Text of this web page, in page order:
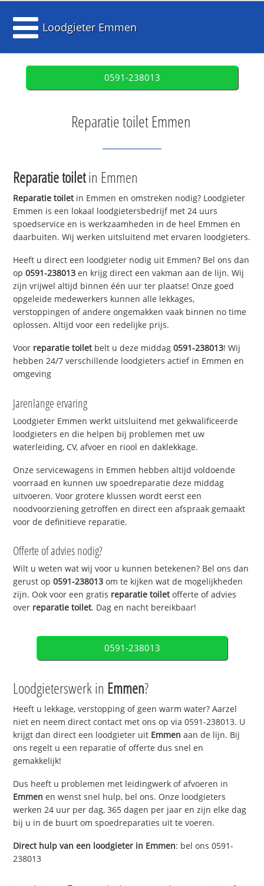
Loodgieter Emmen
0591-238013
Reparatie toilet Emmen
Reparatie toiletin Emmen
Reparatie toiletin Emmen en omstreken nodig? Loodgieter
Emmen is een lokaal loodgietersbedrijf met 24 uurs
spoedservice en is werkzaamheden in de heel Emmen en
daarbuiten. Wij werken uitsluitend met ervaren loodgieters.
Heeft u direct een loodgieter nodig uit Emmen? Bel ons dan
op0591-238013 en krijg direct een vakman aan de lijn. Wij
zijn vrijwel altijd binnen één uur ter plaatse! Onze goed
opgeleide medewerkers kunnen alle lekkages,
verstoppingen of andere ongemakken vaak binnen no time
oplossen. Altijd voor een redelijke prijs.
Voor reparatie toiletbelt u deze middag0591-238013! Wij
hebben 24/7 verschillende loodgieters actief in Emmen en
omgeving
Jarenlange ervaring
Loodgieter Emmen werkt uitsluitend met gekwalificeerde
loodgieters en die helpen bij problemen met uw
waterleiding, CV, afvoer en riool en daklekkage.
Onze servicewagens in Emmen hebben altijd voldoende
voorraad en kunnen uw spoedreparatie deze middag
uitvoeren. Voor grotere klussen wordt eerst een
noodvoorziening getroffen en direct een afspraak gemaakt
voor de definitieve reparatie.
Offerte of advies nodig?
Wilt u weten wat wij voor u kunnen betekenen? Bel ons dan
gerust op0591-238013 om te kijken wat de mogelijkheden
zijn. Ook voor een gratis reparatie toiletofferte of advies
over reparatie toilet. Dag en nacht bereikbaar!
0591-238013
Loodgieterswerk in Emmen?
Heeft u lekkage, verstopping of geen warm water? Aarzel
niet en neem direct contact met ons op via 0591-238013. U
krijgt dan direct een loodgieter uit Emmen aan de lijn. Bij
ons regelt u een reparatie of offerte dus snel en
gemakkelijk!
Dus heeft u problemen met leidingwerk of afvoeren in
Emmen en wenst snel hulp, bel ons. Onze loodgieters
werken 24 uur per dag, 365 dagen per jaar en zijn elke dag
bij u in de buurt om spoedreparaties uit te voeren.
Direct hulp van een loodgieter in Emmen: bel ons 0591-
238013